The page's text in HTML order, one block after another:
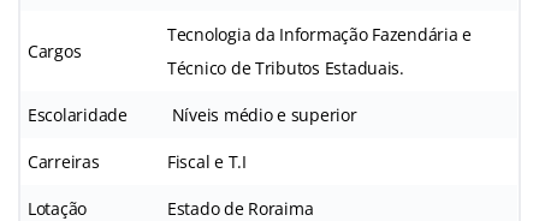
Cargos
Tecnologia da Informação Fazendária e
Técnico de Tributos Estaduais.
Escolaridade Níveis médio e superior
Carreiras Fiscal e T.I
Lotação Estado de Roraima